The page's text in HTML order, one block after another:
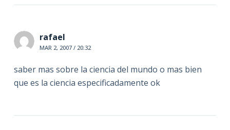
rafael
MAR 2, 2007 / 20:32
saber mas sobre la ciencia del mundo o mas bien
que es la ciencia especificadamente ok